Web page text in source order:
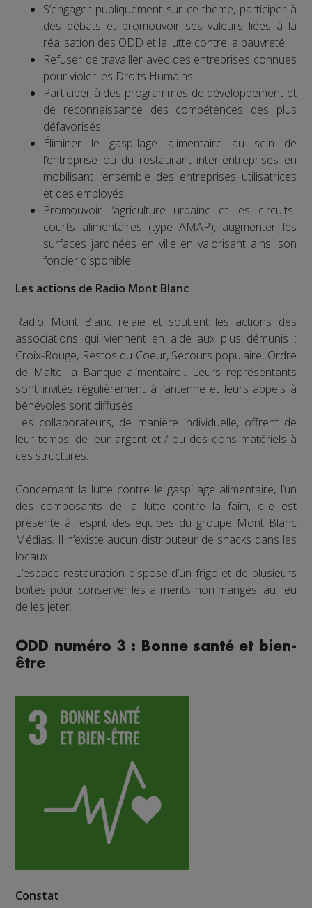
S’engager publiquement sur ce thème, participer à
des débats et promouvoir ses valeurs liées à la
réalisation des ODD et la lutte contre la pauvreté
Refuser de travailler avec des entreprises connues
pour violer les Droits Humains
Participer à des programmes de développement et
de reconnaissance des compétences des plus
défavorisés
Éliminer le gaspillage alimentaire au sein de
l’entreprise ou du restaurant inter-entreprises en
mobilisant l’ensemble des entreprises utilisatrices
et des employés
Promouvoir l’agriculture urbaine et les circuits-
courts alimentaires (type AMAP), augmenter les
surfaces jardinées en ville en valorisant ainsi son
foncier disponible
Les actions de Radio Mont Blanc
Radio Mont Blanc relaie et soutient les actions des
associations qui viennent en aide aux plus démunis :
Croix-Rouge, Restos du Coeur, Secours populaire, Ordre
de Malte, la Banque alimentaire... Leurs représentants
sont invités régulièrement à l’antenne et leurs appels à
bénévoles sont diffusés.
Les collaborateurs, de manière individuelle, offrent de
leur temps, de leur argent et / ou des dons matériels à
ces structures.
Concernant la lutte contre le gaspillage alimentaire, l’un
des composants de la lutte contre la faim, elle est
présente à l’esprit des équipes du groupe Mont Blanc
Médias. Il n’existe aucun distributeur de snacks dans les
locaux.
L’espace restauration dispose d’un frigo et de plusieurs
boîtes pour conserver les aliments non mangés, au lieu
de les jeter.
ODD numéro 3 : Bonne santé et bien-
être
Constat